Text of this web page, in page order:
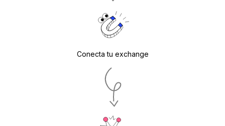
Conecta tu exchange